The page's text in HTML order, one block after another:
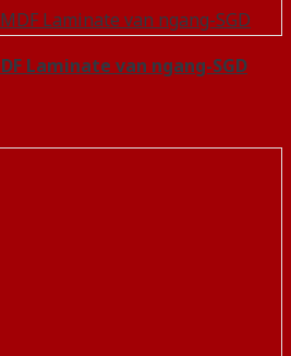
Laminate van ngang-SGD